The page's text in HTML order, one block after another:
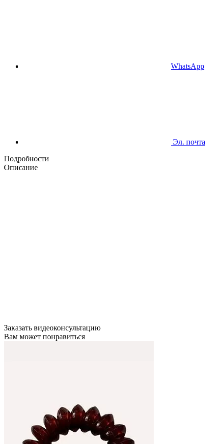
WhatsApp
Эл. почта
Подробности
Описание
Заказать видеоконсультацию
Вам может понравиться